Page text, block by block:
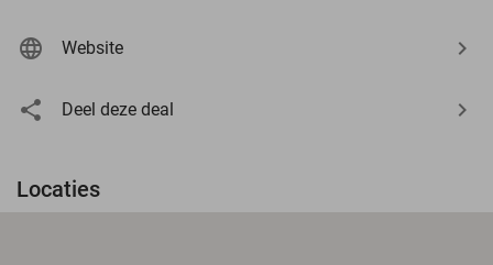
Website
Deel deze deal
Locaties